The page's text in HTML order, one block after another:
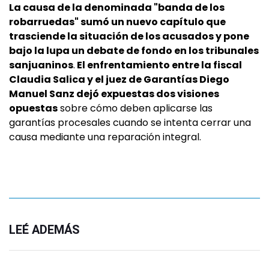
La causa de la denominada "banda de los
robarruedas" sumó un nuevo capítulo que
trasciende la situación de los acusados y pone
bajo la lupa un debate de fondo en los tribunales
sanjuaninos. El enfrentamiento entre la fiscal
Claudia Salica y el juez de Garantías Diego
Manuel Sanz dejó expuestas dos visiones
opuestassobre cómo deben aplicarse las
garantías procesales cuando se intenta cerrar una
causa mediante una reparación integral.
LEÉ ADEMÁS